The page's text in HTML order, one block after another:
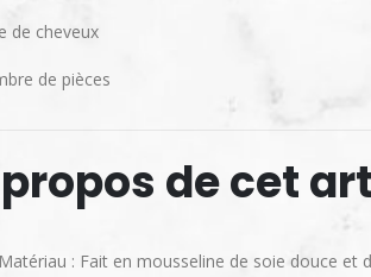
de cheveux
de pièces
de cet
Matériau : Fait en mousseline de soie douce et